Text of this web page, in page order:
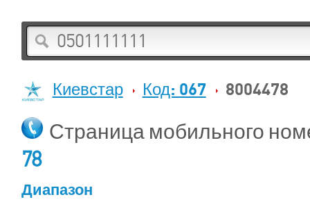
Киевстар Код: 067 8004478
Страница мобильного
78
Диапазон